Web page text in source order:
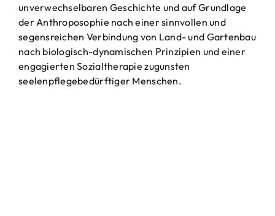
unverwechselbaren Geschichte und auf Grundlage
der Anthroposophie nach einer sinnvollen und
segensreichen Verbindung von Land- und Gartenbau
nach biologisch-dynamischen Prinzipien und einer
engagierten Sozialtherapie zugunsten
seelenpflegebedürftiger Menschen.